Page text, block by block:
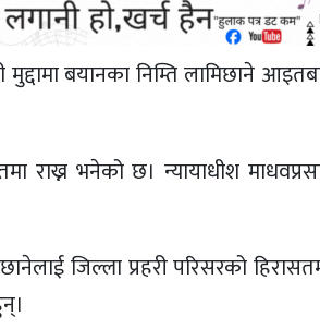
बयानका निम्ति लामिछाने
राख्न भनेको छ। न्यायाधीश
जिल्ला प्रहरी परिसरको